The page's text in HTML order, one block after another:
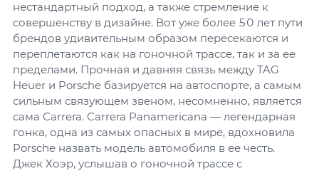
нестандартный подход, а также стремление к
совершенству в дизайне. Вот уже более 50 лет пути
брендов удивительным образом пересекаются и
переплетаются как на гоночной трассе, так и за ее
пределами. Прочная и давняя связь между TAG
Heuer и Porsche базируется на автоспорте, а самым
сильным связующем звеном, несомненно, является
сама Carrera. Carrera Panamericana — легендарная
гонка, одна из самых опасных в мире, вдохновила
Porsche назвать модель автомобиля в ее честь.
Джек Хоэр, услышав о гоночной трассе с